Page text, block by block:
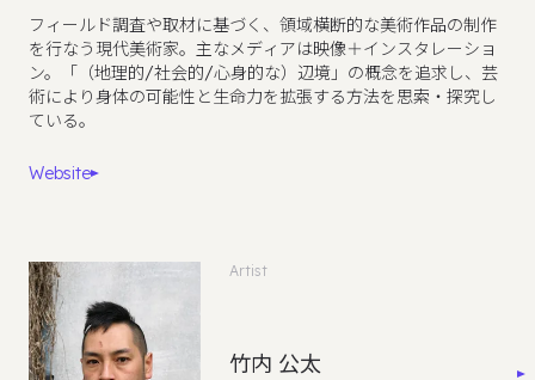
フィールド調査や取材に基づく、領域横断的な美術作品の制作
を行なう現代美術家。主なメディアは映像＋インスタレーショ
ン。「（地理的/社会的/心身的な）辺境」の概念を追求し、芸
術により身体の可能性と生命力を拡張する方法を思索・探究し
ている。
Website
Artist
竹内 公太